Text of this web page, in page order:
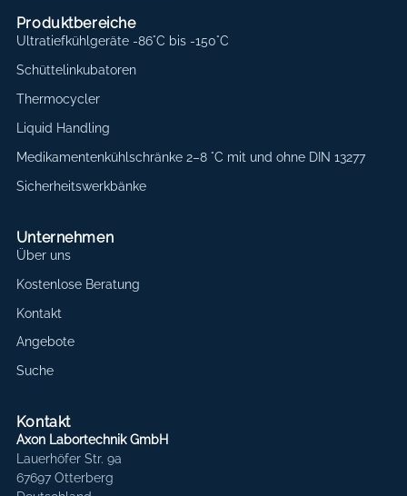
Produktbereiche
Ultratiefkühlgeräte -86°C bis -150°C
Schüttelinkubatoren
Thermocycler
Liquid Handling
Medikamentenkühlschränke 2–8 °C mit und ohne DIN 13277
Sicherheitswerkbänke
Unternehmen
Über uns
Kostenlose Beratung
Kontakt
Angebote
Suche
Kontakt
Axon Labortechnik GmbH
Lauerhöfer Str. 9a
67697 Otterberg